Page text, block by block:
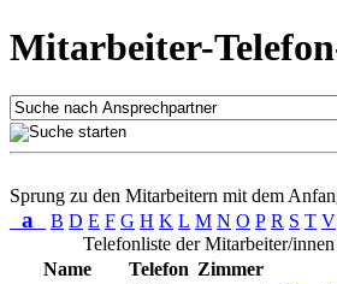
Mitarbeiter-
Sprung zu den Mitarbeitern mit dem
a B D E F G H K L M N O P R S T V
Telefonliste der Mitarbeiter/
Name
Telefon Zimmer